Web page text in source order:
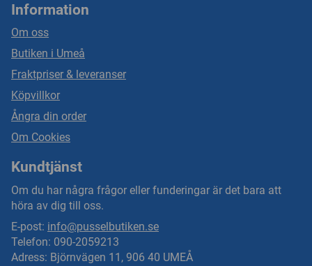
Information
Om oss
Butiken i Umeå
Fraktpriser & leveranser
Köpvillkor
Ångra din order
Om Cookies
Kundtjänst
Om du har några frågor eller funderingar är det bara att
höra av dig till oss.
E-post: info@pusselbutiken.se
Telefon: 090-2059213
Adress: Björnvägen 11, 906 40 UMEÅ